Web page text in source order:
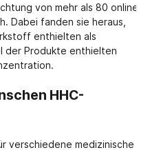
von mehr als 80 online
Dabei fanden sie heraus,
enthielten als
der Produkte enthielten
HHC-
verschiedene medizinische